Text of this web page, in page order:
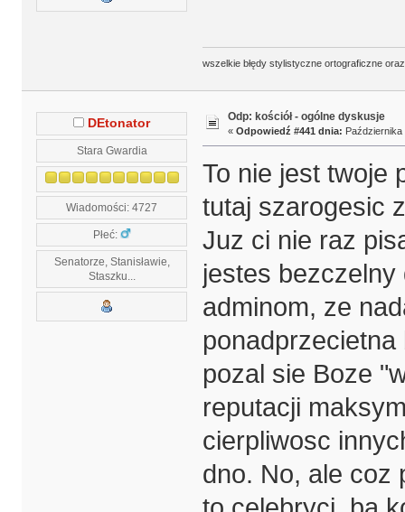
wszelkie błędy stylistyczne ortograficzne
DEtonator
Stara Gwardia
Wiadomości: 4727
Płeć:
Senatorze, Stanisławie,
Staszku...
Odp: kościół - ogólne dyskusje
« Odpowiedź #441 dnia:
To nie jest twoje
tutaj szarogesic
Juz ci nie raz
jestes
adminom, ze
pozal sie Boze
reputacji
cierpliwosc
dno. No, ale coz